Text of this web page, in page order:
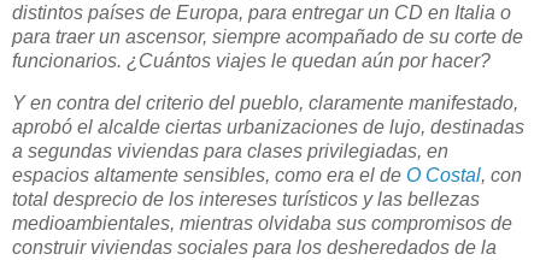
distintos países de Europa, para entregar un CD en Italia o
para traer un ascensor, siempre acompañado de su corte de
funcionarios. ¿Cuántos viajes le quedan aún por hacer?
Y en contra del criterio del pueblo, claramente manifestado,
aprobó el alcalde ciertas urbanizaciones de lujo, destinadas
a segundas viviendas para clases privilegiadas, en
espacios altamente sensibles, como era el de O Costal, con
total desprecio de los intereses turísticos y las bellezas
medioambientales, mientras olvidaba sus compromisos de
construir viviendas sociales para los desheredados de la